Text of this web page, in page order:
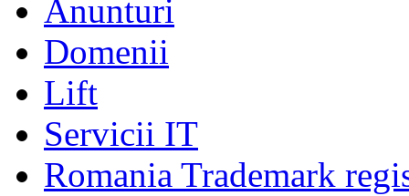
Anunturi
Domenii
Lift
Servicii IT
Romania Trademark